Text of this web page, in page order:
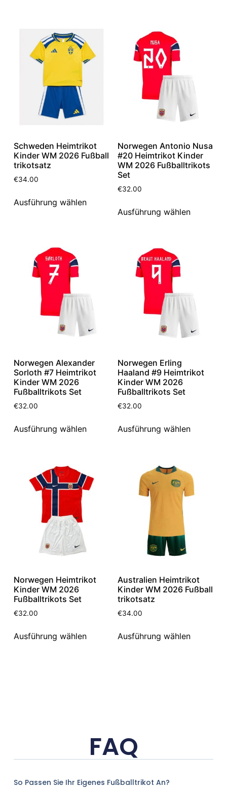
Schweden Heimtrikot
Kinder WM 2026 Fußball
trikotsatz
€34.00
Ausführung wählen
Norwegen Antonio Nusa
#20 Heimtrikot Kinder
WM 2026 Fußballtrikots
Set
€32.00
Ausführung wählen
Norwegen Alexander
Sorloth #7 Heimtrikot
Kinder WM 2026
Fußballtrikots Set
€32.00
Ausführung wählen
Norwegen Erling
Haaland #9 Heimtrikot
Kinder WM 2026
Fußballtrikots Set
€32.00
Ausführung wählen
Norwegen Heimtrikot
Kinder WM 2026
Fußballtrikots Set
€32.00
Ausführung wählen
Australien Heimtrikot
Kinder WM 2026 Fußball
trikotsatz
€34.00
Ausführung wählen
FAQ
So Passen Sie Ihr Eigenes Fußballtrikot An?